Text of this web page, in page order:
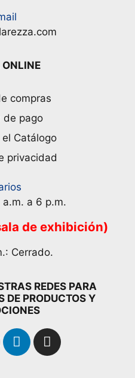
compras
de pago
el Catálogo
privacidad
a.m. a 6 p.m.
de exhibición)
Cerrado.
REDES PARA
DE PRODUCTOS Y